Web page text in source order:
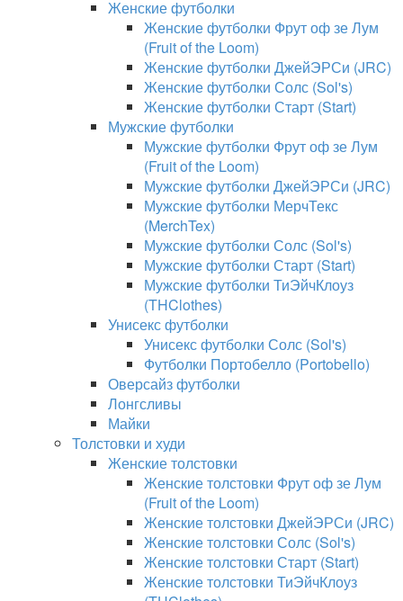
Женские футболки
Женские футболки Фрут оф зе Лум
(Fruit of the Loom)
Женские футболки ДжейЭРСи (JRC)
Женские футболки Солс (Sol's)
Женские футболки Старт (Start)
Мужские футболки
Мужские футболки Фрут оф зе Лум
(Fruit of the Loom)
Мужские футболки ДжейЭРСи (JRC)
Мужские футболки МерчТекс
(MerchTex)
Мужские футболки Солс (Sol's)
Мужские футболки Старт (Start)
Мужские футболки ТиЭйчКлоуз
(THClothes)
Унисекс футболки
Унисекс футболки Солс (Sol's)
Футболки Портобелло (Portobello)
Оверсайз футболки
Лонгсливы
Майки
Толстовки и худи
Женские толстовки
Женские толстовки Фрут оф зе Лум
(Fruit of the Loom)
Женские толстовки ДжейЭРСи (JRC)
Женские толстовки Солс (Sol's)
Женские толстовки Старт (Start)
Женские толстовки ТиЭйчКлоуз